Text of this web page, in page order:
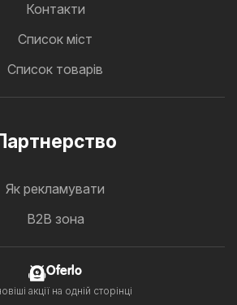
Контакти
Cписок міст
Список товарів
Як рекламувати
B2B зона
Oferlo
акції на одній сторінці